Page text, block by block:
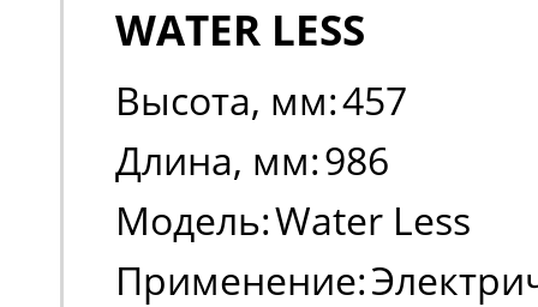
WATER LESS
Высота, мм:457
Длина, мм:986
Модель:Water Less
Применение: